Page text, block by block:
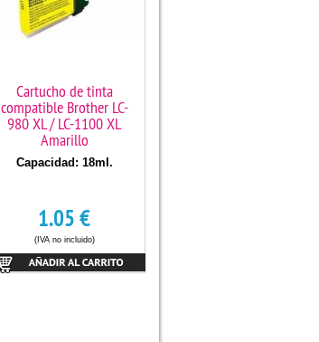
Cartucho de tinta
compatible Brother LC-
980 XL / LC-1100 XL
Amarillo
Capacidad: 18ml.
1.05€
(IVA no incluido)